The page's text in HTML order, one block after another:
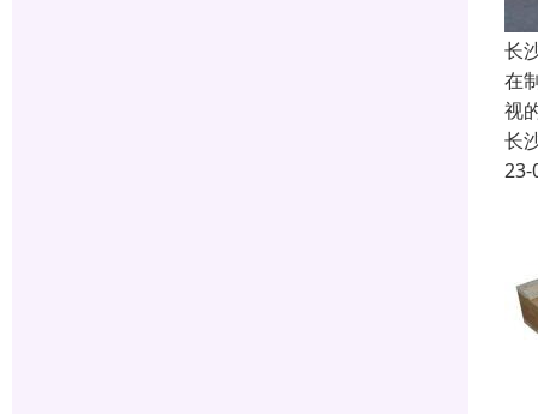
长
在
视
长
23-